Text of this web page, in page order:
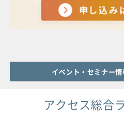
イベント・セミナー
アクセス総合